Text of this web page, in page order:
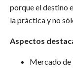
porque el destino
la práctica y no
Aspectos
Mercado de